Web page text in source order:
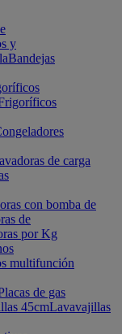
y
Bandejas
de carga
con bomba de
de
por Kg
multifunción
de gas
45cmLavavajillas